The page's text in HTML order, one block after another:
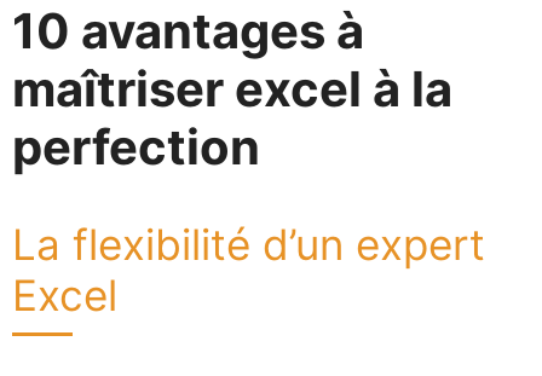
10 avantages à
maîtriser excel à la
perfection
La flexibilité d’un expert
Excel